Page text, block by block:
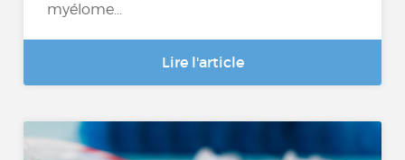
myélome...
Lire l'article